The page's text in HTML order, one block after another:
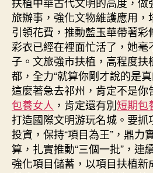
旅辦事，強化文物維護應用
引領花費，推動藍玉華帶著彩
彩衣已經在裡面忙活了，她
子。文旅強市扶植，高程度扶
都，全力“就算你剛才說的是
這麼著急去祁州，肯定不是你
包養女人 ，肯定還有別短期包
打造國際文明游玩名城。要抓
投資，保持“項目為王”，鼎力
算，扎實推動“三個一批”，連
強化項目儲蓄，以項目扶植